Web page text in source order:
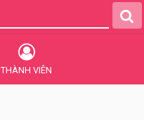
THÀNH VIÊN